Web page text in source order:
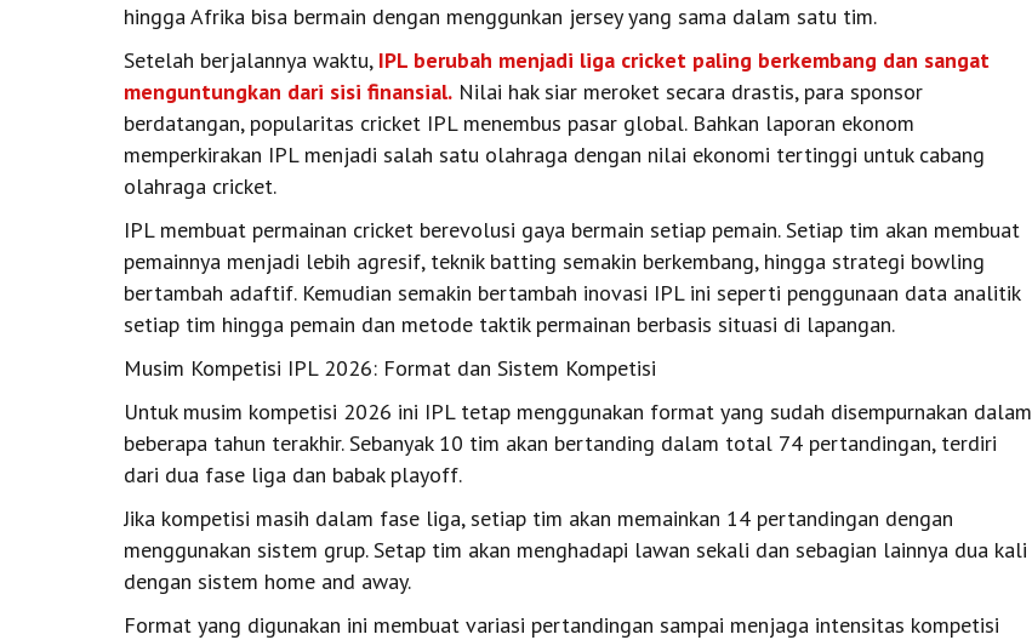
hingga Afrika bisa bermain dengan menggunkan jersey yang sama dalam satu tim.
Setelah berjalannya waktu, IPL berubah menjadi liga cricket paling berkembang dan sangat
menguntungkan dari sisi finansial. Nilai hak siar meroket secara drastis, para sponsor
berdatangan, popularitas cricket IPL menembus pasar global. Bahkan laporan ekonom
memperkirakan IPL menjadi salah satu olahraga dengan nilai ekonomi tertinggi untuk cabang
olahraga cricket.
IPL membuat permainan cricket berevolusi gaya bermain setiap pemain. Setiap tim akan membuat
pemainnya menjadi lebih agresif, teknik batting semakin berkembang, hingga strategi bowling
bertambah adaftif. Kemudian semakin bertambah inovasi IPL ini seperti penggunaan data analitik
setiap tim hingga pemain dan metode taktik permainan berbasis situasi di lapangan.
Musim Kompetisi IPL 2026: Format dan Sistem Kompetisi
Untuk musim kompetisi 2026 ini IPL tetap menggunakan format yang sudah disempurnakan dalam
beberapa tahun terakhir. Sebanyak 10 tim akan bertanding dalam total 74 pertandingan, terdiri
dari dua fase liga dan babak playoff.
Jika kompetisi masih dalam fase liga, setiap tim akan memainkan 14 pertandingan dengan
menggunakan sistem grup. Setap tim akan menghadapi lawan sekali dan sebagian lainnya dua kali
dengan sistem home and away.
Format yang digunakan ini membuat variasi pertandingan sampai menjaga intensitas kompetisi